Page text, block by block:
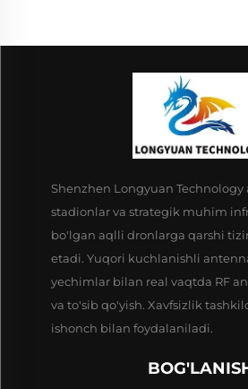
Shenzhen Longyuan Technology
stadionlar va strategik muhim
bo'lgan aqlli dronlarga qarshi
etadi. Yuqori kuchlanishli
yechimlar bilan real vaqtda RF
va to'sib qo'yish. Xavfsizlik
ishonch bilan foydalaniladi.